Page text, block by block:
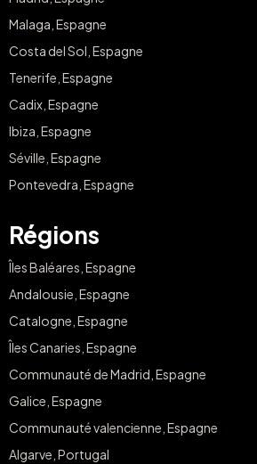
Malaga, Espagne
Costa del Sol, Espagne
Tenerife, Espagne
Cadix, Espagne
Ibiza, Espagne
Séville, Espagne
Pontevedra, Espagne
Régions
Îles Baléares, Espagne
Andalousie, Espagne
Catalogne, Espagne
Îles Canaries, Espagne
Communauté de Madrid, Espagne
Galice, Espagne
Communauté valencienne, Espagne
Algarve, Portugal